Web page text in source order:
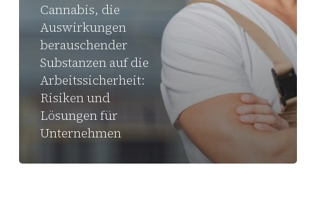
Cannabis, die
Auswirkungen
berauschender
Substanzen auf die
Arbeitssicherheit:
Risiken und
Lösungen für
Unternehmen